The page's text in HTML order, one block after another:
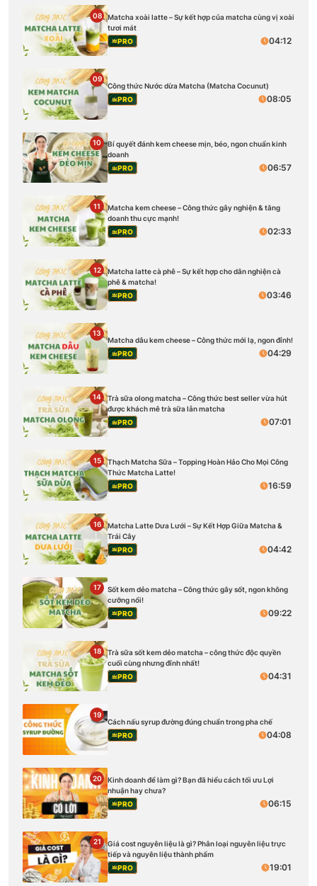
08
Matcha xoài latte – Sự kết hợp của matcha cùng vị xoài
tươi mát
PRO
04:12
09
Công thức Nước dừa Matcha (Matcha Cocunut)
PRO
08:05
10
Bí quyết đánh kem cheese mịn, béo, ngon chuẩn kinh
doanh
PRO
06:57
11
Matcha kem cheese – Công thức gây nghiện & tăng
doanh thu cực mạnh!
PRO
02:33
12
Matcha latte cà phê – Sự kết hợp cho dân nghiện cà
phê & matcha!
PRO
03:46
13
Matcha dâu kem cheese – Công thức mới lạ, ngon đỉnh!
PRO
04:29
14
Trà sữa olong matcha – Công thức best seller vừa hút
được khách mê trà sữa lẫn matcha
PRO
07:01
15
Thạch Matcha Sữa – Topping Hoàn Hảo Cho Mọi Công
Thức Matcha Latte!
PRO
16:59
16
Matcha Latte Dưa Lưới – Sự Kết Hợp Giữa Matcha &
Trái Cây
PRO
04:42
17
Sốt kem dẻo matcha – Công thức gây sốt, ngon không
cưỡng nổi!
PRO
09:22
18
Trà sữa sốt kem dẻo matcha – công thức độc quyền
cuối cùng nhưng đỉnh nhất!
PRO
04:31
19
Cách nấu syrup đường đúng chuẩn trong pha chế
PRO
04:08
20
Kinh doanh để làm gì? Bạn đã hiểu cách tối ưu Lợi
nhuận hay chưa?
PRO
06:15
21
Giá cost nguyên liệu là gì? Phân loại nguyên liệu trực
tiếp và nguyên liệu thành phẩm
PRO
19:01